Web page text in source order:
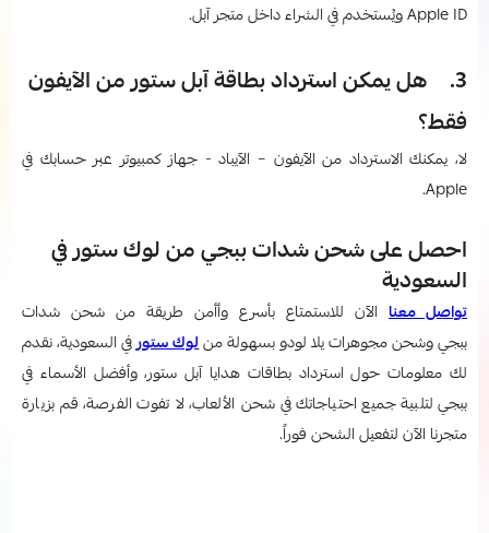
Apple ID ويُستخدم في الشراء داخل متجر آبل.
3. هل يمكن استرداد بطاقة آبل ستور من الآيفون
فقط؟
لا، يمكنك الاسترداد من الآيفون – الآيباد - جهاز كمبيوتر عبر حسابك في
Apple.
احصل على شحن شدات ببجي من لوك ستور في
السعودية
تواصل معنا الآن للاستمتاع بأسرع وأأمن طريقة من شحن شدات
ببجي وشحن مجوهرات يلا لودو بسهولة منلوك ستورفي السعودية، نقدم
لك معلومات حول استرداد بطاقات هدايا آبل ستور، وأفضل الأسماء في
ببجي​ لتلبية جميع احتياجاتك في شحن الألعاب، لا تفوت الفرصة، قم بزيارة
متجرنا الآن لتفعيل الشحن فوراً.